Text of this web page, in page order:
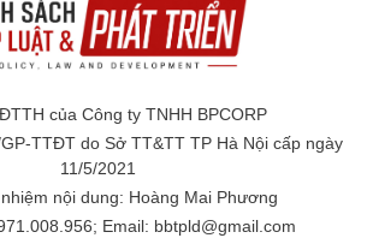
của Công ty TNHH BPCORP
TTĐT do Sở TT&TT TP Hà Nội cấp ngày
11/5/2021
nội dung: Hoàng Mai Phương
Email: bbtpld@gmail.com